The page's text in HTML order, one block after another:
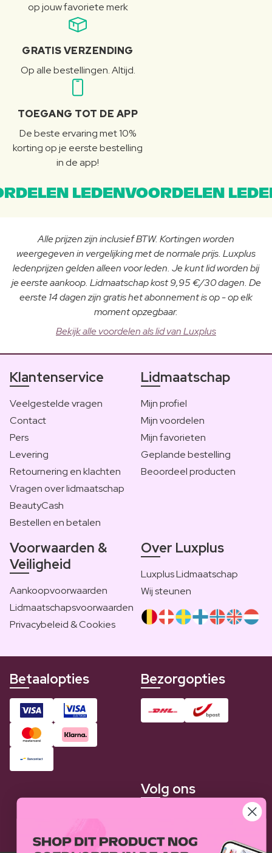
op jouw favoriete merk
GRATIS VERZENDING
Op alle bestellingen. Altijd.
TOEGANG TOT DE APP
De beste ervaring met 10%
korting op je eerste bestelling
in de app!
LEDENVOORDELEN
Alle prijzen zijn inclusief BTW. Kortingen worden
weergegeven in vergelijking met de normale prijs. Luxplus
ledenprijzen gelden alleen voor leden. Je kunt lid worden bij
je eerste aankoop. Lidmaatschap kost 9,95 €/30 dagen. De
eerste 14 dagen zijn gratis het abonnement is op - op elk
moment opzegbaar.
Bekijk alle voordelen als lid van Luxplus
Klantenservice
Veelgestelde vragen
Contact
Pers
Levering
Retournering en klachten
Vragen over lidmaatschap
BeautyCash
Bestellen en betalen
Lidmaatschap
Mijn profiel
Mijn voordelen
Mijn favorieten
Geplande bestelling
Beoordeel producten
Voorwaarden &
Veiligheid
Aankoopvoorwaarden
Lidmaatschapsvoorwaarden
Privacybeleid & Cookies
Over Luxplus
Luxplus Lidmaatschap
Wij steunen
Betaalopties Bezorgopties
Volg ons